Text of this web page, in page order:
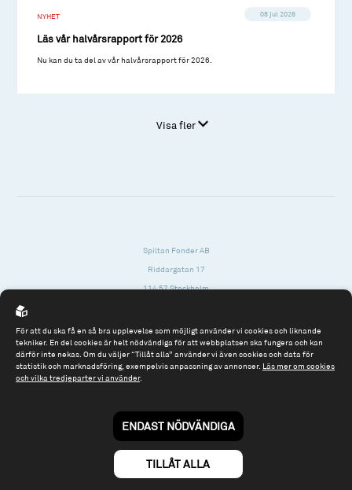
NYHET 08 jul 2026
Läs vår halvårsrapport för 2026
Nu kan du ta del av vår halvårsrapport för 2026.
Visa fler
Spiltan Fonder AB
Riddargatan 17
114 57 Stockholm
Tel: 08 - 545 813 40
Till spiltan.se
© 2026 - Spiltan Fonder AB
By Sphinxly
För att du ska få en så bra upplevelse som möjligt använder vi cookies och liknande
tekniker. En del cookies är helt nödvändiga för att webbplatsen ska fungera och kan
därför inte nekas. Om du väljer “Tillåt alla” använder vi även cookies och data för
statistik och marknadsföring, exempelvis anpassning av annonser. Läs mer om cookies
och vilka tredjeparter vi använder.
ENDAST NÖDVÄNDIGA
TILLÅT ALLA